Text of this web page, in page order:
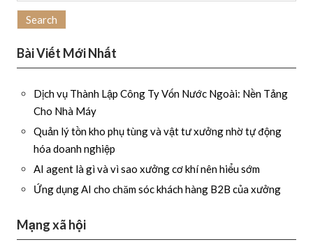
for:
Bài Viết Mới Nhất
Dịch vụ Thành Lập Công Ty Vốn Nước Ngoài: Nền Tảng
Cho Nhà Máy
Quản lý tồn kho phụ tùng và vật tư xưởng nhờ tự động
hóa doanh nghiệp
AI agent là gì và vì sao xưởng cơ khí nên hiểu sớm
Ứng dụng AI cho chăm sóc khách hàng B2B của xưởng
Mạng xã hội